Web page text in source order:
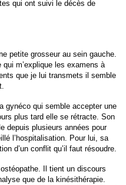
qui ont suivi le décès de
petite grosseur au sein gauche.
m’explique les examens à
que je lui transmets il semble
gynéco qui semble accepter une
plus tard elle se rétracte. Son
depuis plusieurs années pour
l’hospitalisation. Pour lui, sa
d’un conflit qu’il faut résoudre.
Il tient un discours
que de la kinésithérapie.